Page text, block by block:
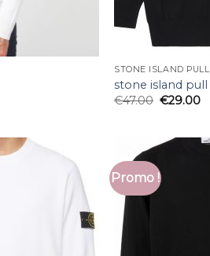
STONE ISLAND PULL
stone island pull
€47.00 €29.00
Promo !